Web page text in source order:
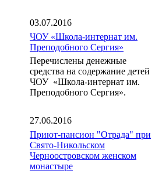
03.07.2016
ЧОУ «Школа-интернат им.
Преподобного Сергия»
Перечислены денежные
средства на содержание детей
ЧОУ «Школа-интернат им.
Преподобного Сергия».
27.06.2016
Приют-пансион "Отрада" при
Свято-Никольском
Черноостровском женском
монастыре